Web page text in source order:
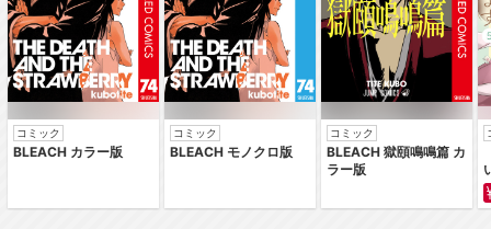
コミック
BLEACH カラー版
コミック
BLEACH モノクロ版
コミック
BLEACH 獄頤鳴鳴篇 カ
ラー版